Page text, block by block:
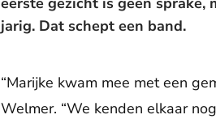
jarig. Dat schept een band.
“Marijke kwam mee met een
Welmer. “We kenden elkaar